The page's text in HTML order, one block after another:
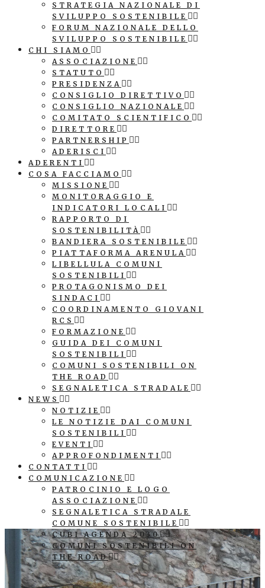
STRATEGIA NAZIONALE DI
SVILUPPO SOSTENIBILE
FORUM NAZIONALE DELLO
SVILUPPO SOSTENIBILE
CHI SIAMO
ASSOCIAZIONE
STATUTO
PRESIDENZA
CONSIGLIO DIRETTIVO
CONSIGLIO NAZIONALE
COMITATO SCIENTIFICO
DIRETTORE
PARTNERSHIP
ADERISCI
ADERENTI
COSA FACCIAMO
MISSIONE
MONITORAGGIO E
INDICATORI LOCALI
RAPPORTO DI
SOSTENIBILITÀ
BANDIERA SOSTENIBILE
PIATTAFORMA ARENULA
LIBELLULA COMUNI
SOSTENIBILI
PROTAGONISMO DEI
SINDACI
COORDINAMENTO GIOVANI
RCS
FORMAZIONE
GUIDA DEI COMUNI
SOSTENIBILI
COMUNI SOSTENIBILI ON
THE ROAD
SEGNALETICA STRADALE
NEWS
NOTIZIE
LE NOTIZIE DAI COMUNI
SOSTENIBILI
EVENTI
APPROFONDIMENTI
CONTATTI
COMUNICAZIONE
PATROCINIO E LOGO
ASSOCIAZIONE
SEGNALETICA STRADALE
COMUNE SOSTENIBILE
CUBI AGENDA 2030
COMUNI SOSTENIBILI ON
THE ROAD